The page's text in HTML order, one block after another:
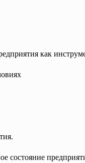
как
состояние